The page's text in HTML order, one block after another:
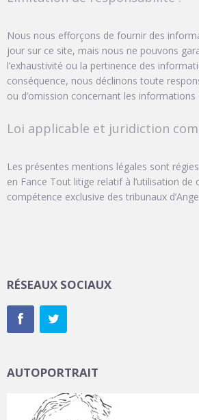
Nous nous efforçons de fournir des
jour sur ce site, mais nous ne pouvons
l’exhaustivité ou la pertinence des
conséquence, nous déclinons toute
ou d’omission concernant les informations
Loi applicable et juridiction
Les présentes mentions légales sont
en Fance Tout litige relatif à l’utilisation de
compétence exclusive des tribunaux
RÉSEAUX SOCIAUX
AUTOPORTRAIT